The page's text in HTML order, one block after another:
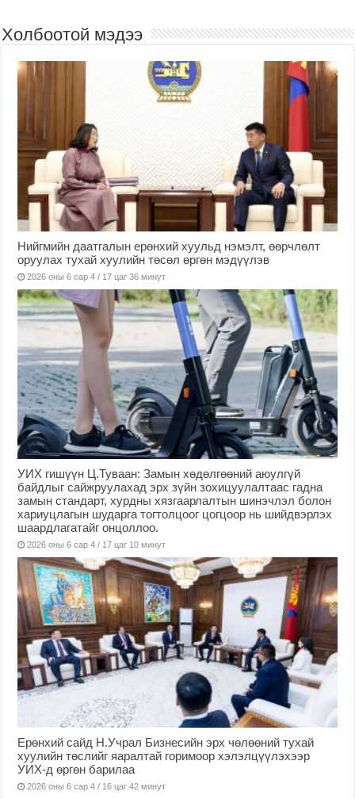
Холбоотой мэдээ
Нийгмийн даатгалын ерөнхий хуульд нэмэлт, өөрчлөлт
оруулах тухай хуулийн төсөл өргөн мэдүүлэв
2026 оны 6 сар 4 / 17 цаг 36 минут
УИХ гишүүн Ц.Туваан: Замын хөдөлгөөний аюулгүй
байдлыг сайжруулахад эрх зүйн зохицуулалтаас гадна
замын стандарт, хурдны хязгаарлалтын шинэчлэл болон
хариуцлагын шударга тогтолцоог цогцоор нь шийдвэрлэх
шаардлагатайг онцоллоо.
2026 оны 6 сар 4 / 17 цаг 10 минут
Ерөнхий сайд Н.Учрал Бизнесийн эрх чөлөөний тухай
хуулийн төслийг яаралтай горимоор хэлэлцүүлэхээр
УИХ-д өргөн барилаа
2026 оны 6 сар 4 / 16 цаг 42 минут